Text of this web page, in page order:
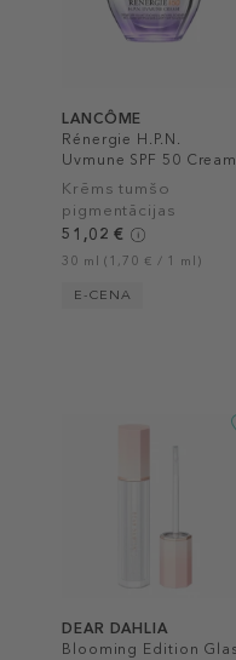
LANCÔME
Rénergie H.P.N.
Uvmune SPF 50 Cream
Krēms tumšo
pigmentācijas
plankumu koriģēšanai
51,02 €
30 ml (1,70 € / 1 ml)
E-CENA
DEAR DAHLIA
Blooming Edition